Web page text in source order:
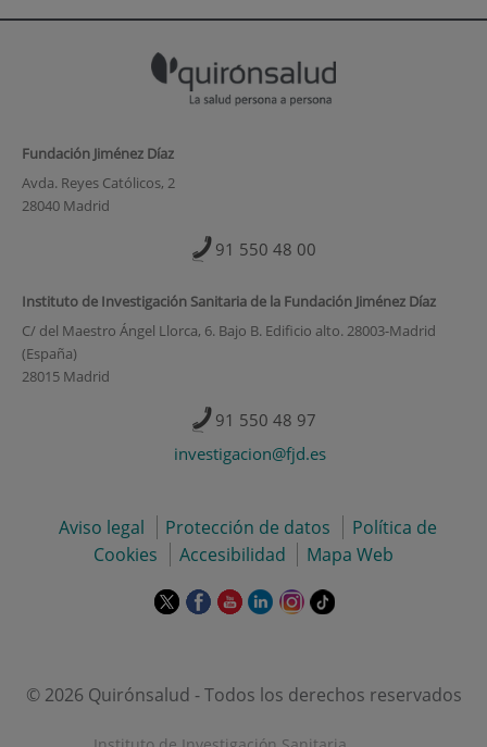
Fundación Jiménez Díaz
Avda. Reyes Católicos, 2
28040 Madrid
91 550 48 00
Instituto de Investigación Sanitaria de la Fundación Jiménez Díaz
C/ del Maestro Ángel Llorca, 6. Bajo B. Edificio alto. 28003-Madrid
(España)
28015 Madrid
91 550 48 97
investigacion@fjd.es
Aviso legal Protección de datos
Política de
Cookies
Accesibilidad Mapa Web
Este
en
ventana
Este
en
ventana
Este
en
ventana
Este
en
ventana
Este
en
ventana
Enlace
externa.
© 2026 Quirónsalud - Todos los derechos reservados